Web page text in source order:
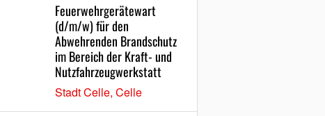
Feuerwehrgerätewart
(d/m/w) für den
Abwehrenden Brandschutz
im Bereich der Kraft- und
Nutzfahrzeugwerkstatt
Stadt Celle, Celle